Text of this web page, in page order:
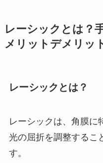
レーシックとは？
メリットデメリッ
レーシックとは？
レーシックは、角膜に
光の屈折を調整するこ
す。